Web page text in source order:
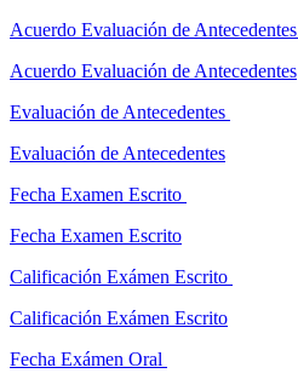
Acuerdo Evaluación de Antecedentes
Acuerdo Evaluación de Antecedentes
Evaluación de Antecedentes
Evaluación de Antecedentes
Fecha Examen Escrito
Fecha Examen Escrito
Calificación Exámen Escrito
Calificación Exámen Escrito
Fecha Exámen Oral